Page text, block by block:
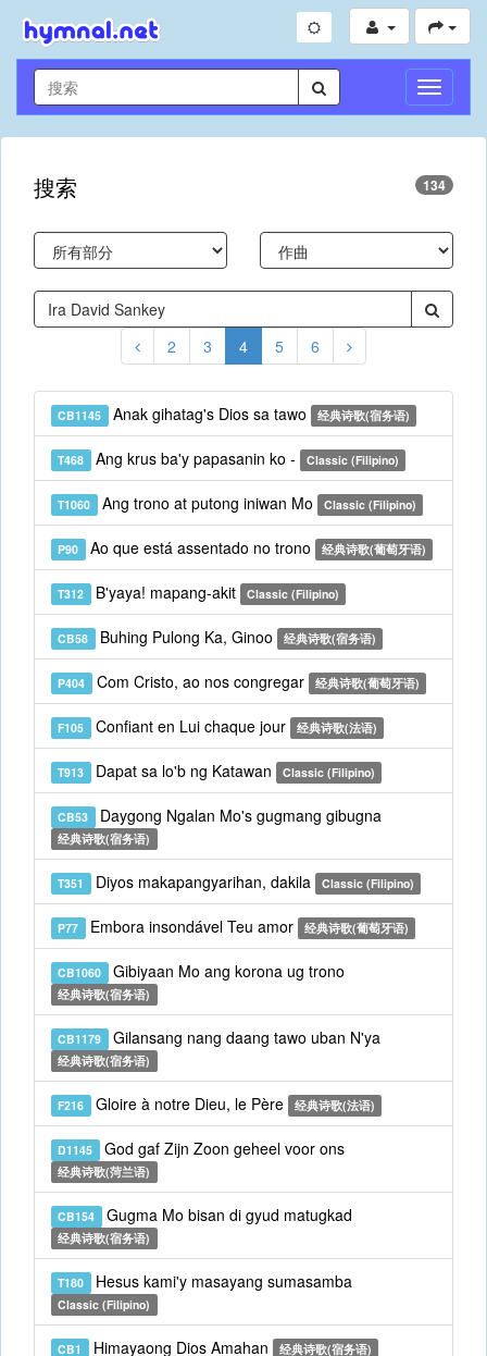
切
换
导
搜索 134
2 3 4 5 6
CB1145 Anak gihatag's Dios sa tawo 经典诗歌(宿务语)
T468 Ang krus ba'y papasanin ko - Classic (Filipino)
T1060 Ang trono at putong iniwan Mo Classic (Filipino)
P90 Ao que está assentado no trono 经典诗歌(葡萄牙语)
T312 B'yaya! mapang-akit Classic (Filipino)
CB58 Buhing Pulong Ka, Ginoo 经典诗歌(宿务语)
P404 Com Cristo, ao nos congregar 经典诗歌(葡萄牙语)
F105 Confiant en Lui chaque jour 经典诗歌(法语)
T913 Dapat sa lo'b ng Katawan Classic (Filipino)
CB53 Daygong Ngalan Mo's gugmang gibugna
经典诗歌(宿务语)
T351 Diyos makapangyarihan, dakila Classic (Filipino)
P77 Embora insondável Teu amor 经典诗歌(葡萄牙语)
CB1060 Gibiyaan Mo ang korona ug trono
经典诗歌(宿务语)
CB1179 Gilansang nang daang tawo uban N'ya
经典诗歌(宿务语)
F216 Gloire à notre Dieu, le Père 经典诗歌(法语)
D1145 God gaf Zijn Zoon geheel voor ons
经典诗歌(菏兰语)
CB154 Gugma Mo bisan di gyud matugkad
经典诗歌(宿务语)
T180 Hesus kami'y masayang sumasamba
Classic (Filipino)
CB1 Himayaong Dios Amahan 经典诗歌(宿务语)